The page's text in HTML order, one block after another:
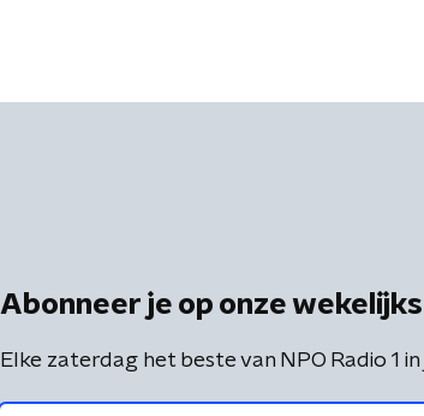
Abonneer je op onze
Elke zaterdag het beste van NPO Radio 1